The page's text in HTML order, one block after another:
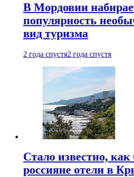
В Мордовии
популярность
вид туризма
2 года спустя2 года спустя
Стало известно,
россияне отели в